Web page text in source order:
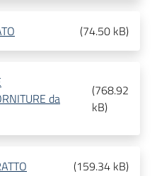
(74.50 kB)
da
(768.92
kB)
(159.34 kB)